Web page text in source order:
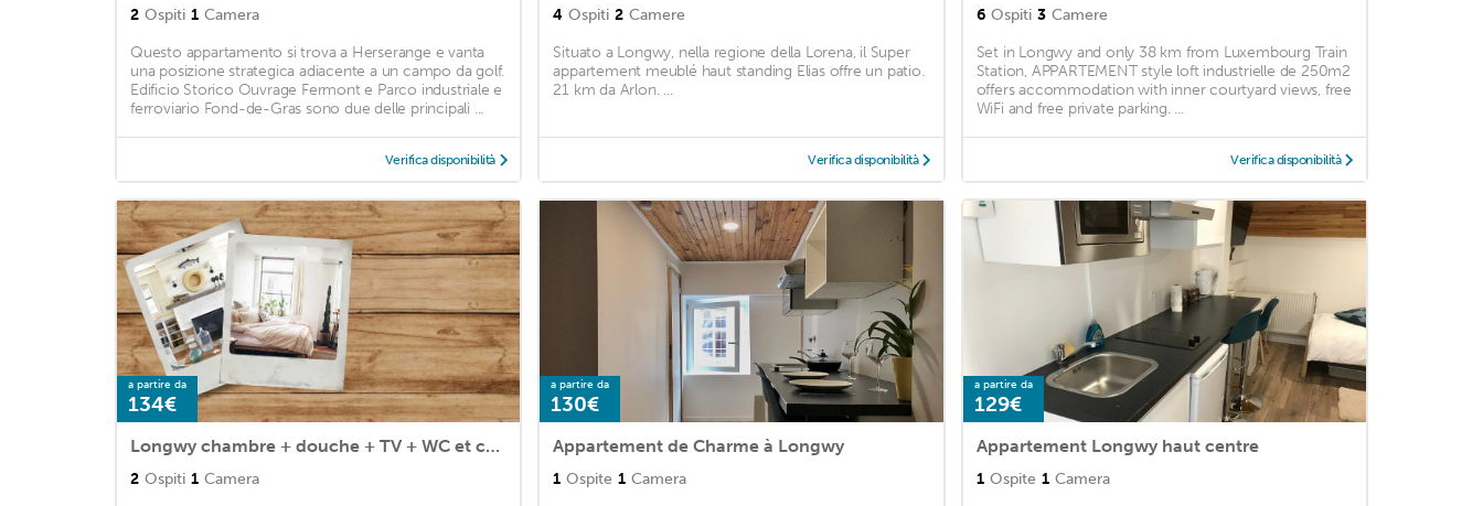
2 Ospiti 1 Camera
Questo appartamento si trova a Herserange e vanta
una posizione strategica adiacente a un campo da golf.
Edificio Storico Ouvrage Fermont e Parco industriale e
ferroviario Fond-de-Gras sono due delle principali ...
Verifica disponibilità
4 Ospiti 2 Camere
Situato a Longwy, nella regione della Lorena, il Super
appartement meublé haut standing Elias offre un patio.
21 km da Arlon. ...
Verifica disponibilità
6 Ospiti 3 Camere
Set in Longwy and only 38 km from Luxembourg Train
Station, APPARTEMENT style loft industrielle de 250m2
offers accommodation with inner courtyard views, free
WiFi and free private parking. ...
Verifica disponibilità
a partire da
134€
Longwy chambre + douche + TV + WC et cuisine perso
2 Ospiti 1 Camera
a partire da
130€
Appartement de Charme à Longwy
1 Ospite 1 Camera
a partire da
129€
Appartement Longwy haut centre
1 Ospite 1 Camera